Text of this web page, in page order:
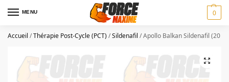
MENU 0
Accueil /Thérapie Post-Cycle (PCT)/Sildenafil /Apollo Balkan Sildenafil (20